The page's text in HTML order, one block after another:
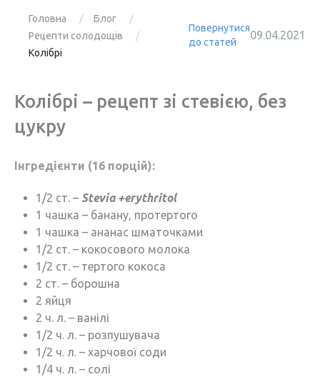
Головна
Блог
Рецепти солодощів
Колібрі
Повернутися
до статей
09.04.2021
Колібрі – рецепт зі стевією, без
цукру
Інгредієнти (16 порцій):
1/2 ст. – Stevia +erythritol
1 чашка – банану, протертого
1 чашка – ананас шматочками
1/2 ст. – кокосового молока
1/2 ст. – тертого кокоса
2 ст. – борошна
2 яйця
2 ч. л. – ванілі
1/2 ч. л. – розпушувача
1/2 ч. л. – харчової соди
1/4 ч. л. – солі